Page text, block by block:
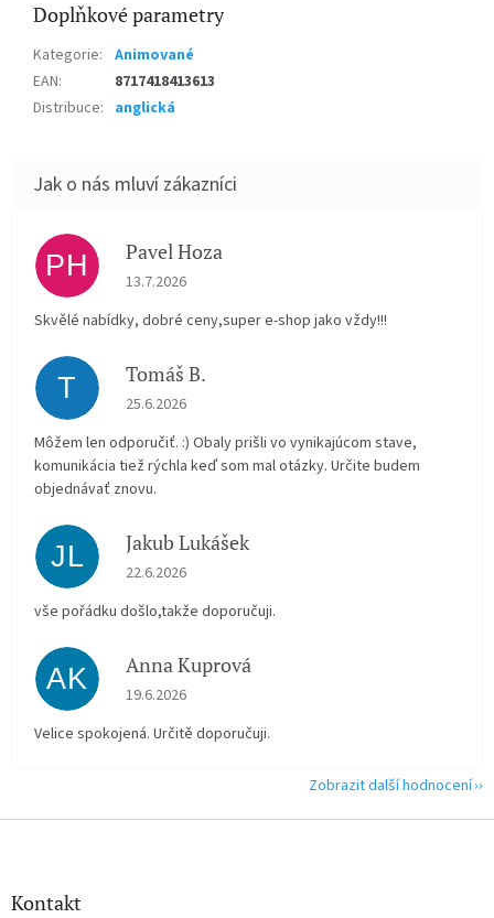
Doplňkové parametry
Kategorie: Animované
EAN:
8717418413613
Distribuce: anglická
PH Pavel Hoza
Hodnocení obchodu je 5 z 5 hvězdiček.
13.7.2026
Skvělé nabídky, dobré ceny,super e-shop jako vždy!!!
T Tomáš B.
Hodnocení obchodu je 5 z 5 hvězdiček.
25.6.2026
Môžem len odporučiť. :) Obaly prišli vo vynikajúcom stave,
komunikácia tiež rýchla keď som mal otázky. Určite budem
objednávať znovu.
JL Jakub Lukášek
Hodnocení obchodu je 5 z 5 hvězdiček.
22.6.2026
vše pořádku došlo,takže doporučuji.
AK Anna Kuprová
Hodnocení obchodu je 5 z 5 hvězdiček.
19.6.2026
Velice spokojená. Určitě doporučuji.
Zobrazit další hodnocení
Z
Kontakt